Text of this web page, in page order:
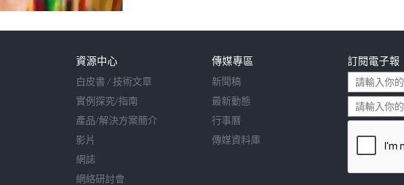
資源中心
白皮書 / 技術文章
實例探究/指南
產品/解決方案簡介
影片
網誌
網絡研討會
傳媒專區
新聞稿
最新動態
行事曆
傳媒資料庫
訂閱電子報